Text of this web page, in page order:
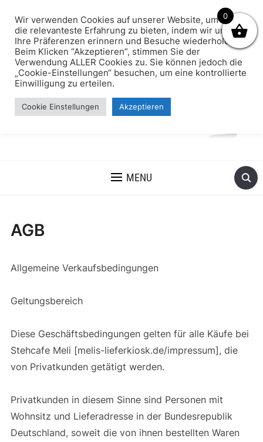
MENU
AGB
Allgemeine Verkaufsbedingungen
Geltungsbereich
Diese Geschäftsbedingungen gelten für alle Käufe bei
Stehcafe Meli [melis-lieferkiosk.de/impressum], die
von Privatkunden getätigt werden.
Privatkunden in diesem Sinne sind Personen mit
Wohnsitz und Lieferadresse in der Bundesrepublik
Deutschland, soweit die von ihnen bestellten Waren
Wir verwenden Cookies auf unserer Website, um Ihnen
die relevanteste Erfahrung zu bieten, indem wir uns an
Ihre Präferenzen erinnern und Besuche wiederholen.
Beim Klicken “Akzeptieren”, stimmen Sie der
Verwendung ALLER Cookies zu. Sie können jedoch die
„Cookie-Einstellungen“ besuchen, um eine kontrollierte
Einwilligung zu erteilen.
Cookie Einstellungen Akzeptieren
0